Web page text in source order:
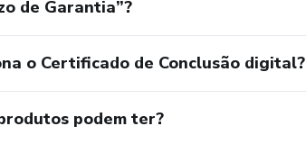
de Garantia”?
o Certificado de Conclusão digital?
podem ter?